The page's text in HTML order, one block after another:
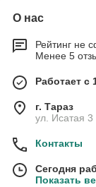
О нас
Рейтинг не
Менее 5
Работает с
г. Тараз
ул. Исатая 3
Контакты
Сегодня
Показать